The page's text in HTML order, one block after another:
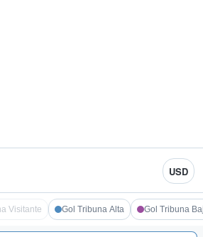
USD
Visitante Gol Tribuna Alta Gol Tribuna